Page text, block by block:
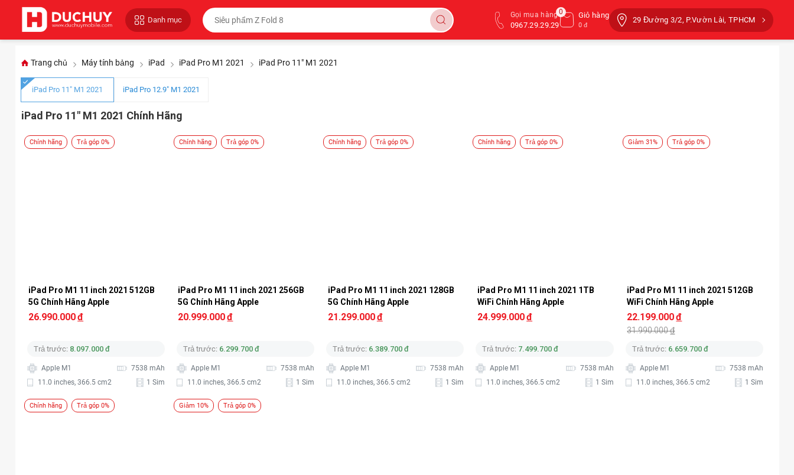
Danh mục
Gọi mua hàng
0967.29.29.29
Giỏ hàng
0 đ
0
29 Đường 3/2, P.Vườn Lài, TPHCM
Trang chủ Máy tính bảng iPad iPad Pro M1 2021 iPad Pro 11" M1 2021
iPad Pro 11" M1 2021 iPad Pro 12.9" M1 2021
iPad Pro 11" M1 2021 Chính Hãng
Chính hãng Trả góp 0%
iPad Pro M1 11 inch 2021 512GB
5G Chính Hãng Apple
26.990.000đ
Trả trước: 8.097.000 đ
Apple M1
7538 mAh
11.0 inches, 366.5 cm2
1 Sim
Chính hãng Trả góp 0%
iPad Pro M1 11 inch 2021 256GB
5G Chính Hãng Apple
20.999.000đ
Trả trước: 6.299.700 đ
Apple M1
7538 mAh
11.0 inches, 366.5 cm2
1 Sim
Chính hãng Trả góp 0%
iPad Pro M1 11 inch 2021 128GB
5G Chính Hãng Apple
21.299.000đ
Trả trước: 6.389.700 đ
Apple M1
7538 mAh
11.0 inches, 366.5 cm2
1 Sim
Chính hãng Trả góp 0%
iPad Pro M1 11 inch 2021 1TB
WiFi Chính Hãng Apple
24.999.000đ
Trả trước: 7.499.700 đ
Apple M1
7538 mAh
11.0 inches, 366.5 cm2
1 Sim
Giảm 31% Trả góp 0%
iPad Pro M1 11 inch 2021 512GB
WiFi Chính Hãng Apple
22.199.000đ
31.990.000đ
Trả trước: 6.659.700 đ
Apple M1
7538 mAh
11.0 inches, 366.5 cm2
1 Sim
Chính hãng Trả góp 0% Giảm 10% Trả góp 0%